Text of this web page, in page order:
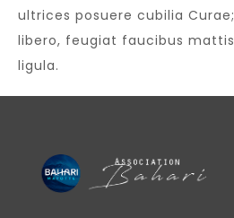
ultrices posuere cubilia
libero, feugiat faucibus
ligula.